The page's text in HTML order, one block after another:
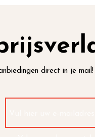
direct in je mail!